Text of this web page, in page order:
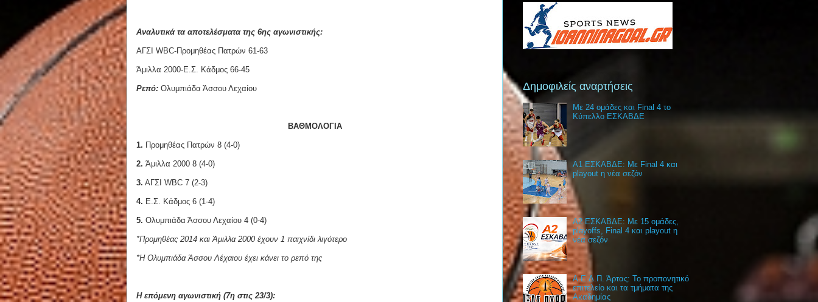
Αναλυτικά τα αποτελέσματα της 6ης αγωνιστικής:
ΑΓΣΙ WBC-Προμηθέας Πατρών 61-63
Άμιλλα 2000-Ε.Σ. Κάδμος 66-45
Ρεπό: Ολυμπιάδα Άσσου Λεχαίου
ΒΑΘΜΟΛΟΓΙΑ
1. Προμηθέας Πατρών 8 (4-0)
2. Άμιλλα 2000 8 (4-0)
3. ΑΓΣΙ WBC 7 (2-3)
4. Ε.Σ. Κάδμος 6 (1-4)
5. Ολυμπιάδα Άσσου Λεχαίου 4 (0-4)
*Προμηθέας 2014 και Άμιλλα 2000 έχουν 1 παιχνίδι λιγότερο
*Η Ολυμπιάδα Άσσου Λέχαιου έχει κάνει το ρεπό της
Η επόμενη αγωνιστική (7η στις 23/3):
Δημοφιλείς αναρτήσεις
Με 24 ομάδες και Final 4 το
Κύπελλο ΕΣΚΑΒΔΕ
Α1 ΕΣΚΑΒΔΕ: Με Final 4 και
playout η νέα σεζόν
Α2 ΕΣΚΑΒΔΕ: Με 15 ομάδες,
playoffs, Final 4 και playout η
νέα σεζόν
Α.Ε.Δ.Π. Άρτας: Το προπονητικό
επιτελείο και τα τμήματα της
Ακαδημίας